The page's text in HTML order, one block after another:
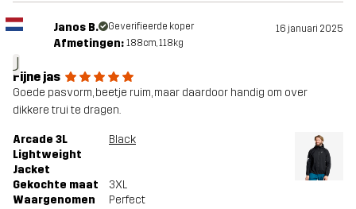
J
Janos B. Geverifieerde koper 16 januari 2025
Afmetingen: 188cm, 118kg
Fijne jas
Goede pasvorm, beetje ruim, maar daardoor handig om over
dikkere trui te dragen.
Arcade 3L
Lightweight
Jacket
Black
Gekochte maat
3XL
Waargenomen
Perfect